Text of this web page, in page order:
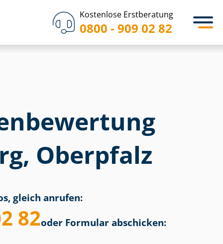
Kostenlose Erstberatung
0800 - 909 02 82
Oberpfalz
gleich anrufen:
82oder Formular abschicken: